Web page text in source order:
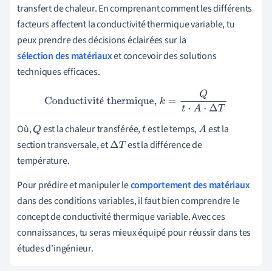
transfert de chaleur. En comprenant comment les différents
facteurs affectent la conductivité thermique variable, tu
peux prendre des décisions éclairées sur la
sélection des matériauxet concevoir des solutions
techniques efficaces.
é
Conductivité thermique,k=Qt⋅A⋅ΔT
Où,Q est la chaleur transférée,test le temps,A est la
section transversale, etΔT est la différence de
température.
Pour prédire et manipuler lecomportement des matériaux
dans des conditions variables, il faut bien comprendre le
concept de conductivité thermique variable. Avec ces
connaissances, tu seras mieux équipé pour réussir dans tes
études d'ingénieur.